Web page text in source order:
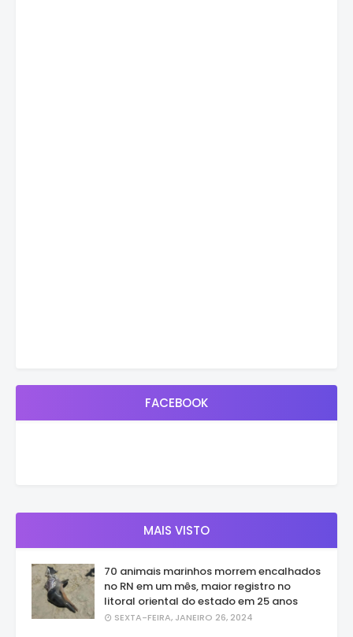
FACEBOOK
MAIS VISTO
70 animais marinhos morrem encalhados
no RN em um mês, maior registro no
litoral oriental do estado em 25 anos
SEXTA-FEIRA, JANEIRO 26, 2024